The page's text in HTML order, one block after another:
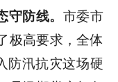
守防线。 市委市
极高要求，全体
防汛抗灾这场硬